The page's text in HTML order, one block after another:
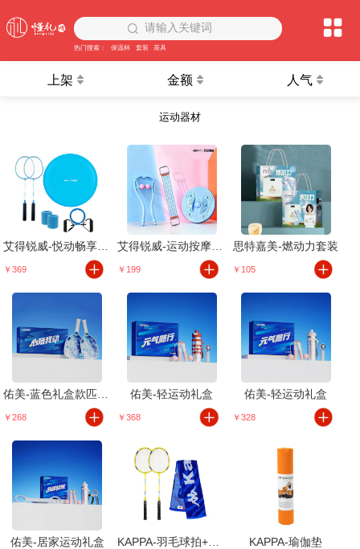
请输入关键词
热门搜索： 保温杯 套装 茶具
上架 金额 人气
运动器材
￥369 ￥199
思特嘉美-燃动力套装
￥105
￥268
佑美-轻运动礼盒
￥368
佑美-轻运动礼盒
￥328
佑美-居家运动礼盒 KAPPA-瑜伽垫